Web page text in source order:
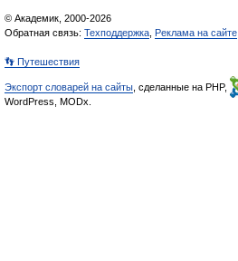
© Академик, 2000-2026
Обратная связь: Техподдержка Реклама на сайте
👣 Путешествия
Экспорт словарей на сайты , сделанные на PHP,
WordPress, MODx.